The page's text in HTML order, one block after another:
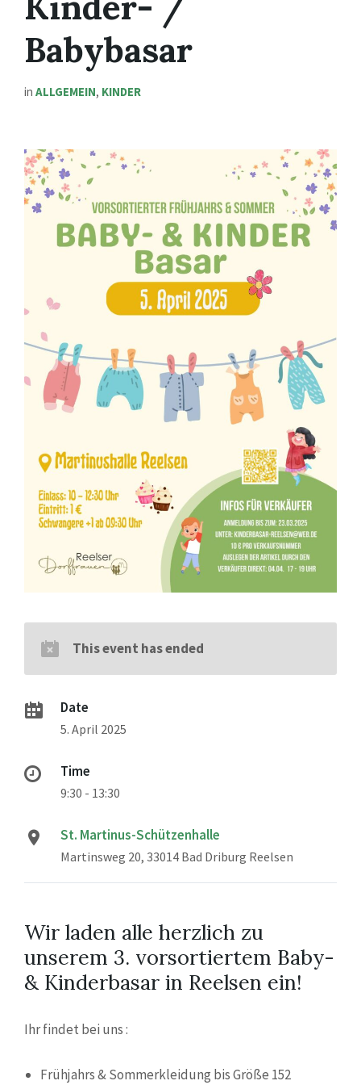
Babybasar
in ALLGEMEIN, KINDER
This event has ended
Date
5. April 2025
Time
9:30 - 13:30
St. Martinus-Schützenhalle
Martinsweg 20, 33014 Bad Driburg Reelsen
Wir laden alle herzlich zu
unserem 3. vorsortiertem Baby-
& Kinderbasar in Reelsen ein!
Ihr findet bei uns :
Frühjahrs & Sommerkleidung bis Größe 152